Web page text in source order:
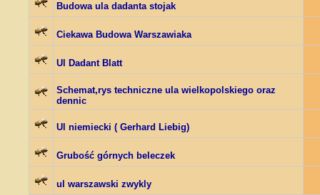
Budowa ula dadanta stojak
Ciekawa Budowa Warszawiaka
Ul Dadant Blatt
Schemat,rys techniczne ula wielkopolskiego oraz
dennic
Ul niemiecki ( Gerhard Liebig)
Grubość górnych beleczek
ul warszawski zwykly